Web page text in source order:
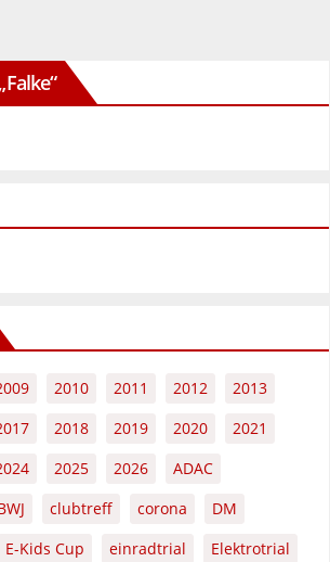
2010 2011 2012
2013
2018 2019 2020
2021
2025 2026
ADAC
clubtreff corona
DM
E-Kids Cup einradtrial
Elektrotrial